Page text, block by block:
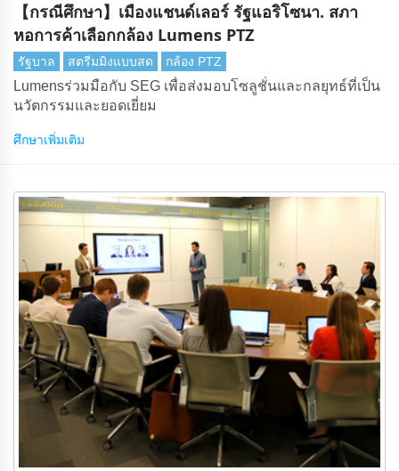
【กรณีศึกษา】เมืองแชนด์เลอร์ รัฐแอริโซนา. สภา
หอการค้าเลือกกล้อง Lumens PTZ
รัฐบาล สตรีมมิงแบบสด กล้อง PTZ
Lumensร่วมมือกับ SEG เพื่อส่งมอบโซลูชั่นและกลยุทธ์ที่เป็น
นวัตกรรมและยอดเยี่ยม
ศึกษาเพิ่มเติม